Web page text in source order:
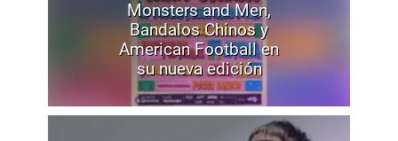
Monsters and Men,
Bandalos Chinos y
American Football en
su nueva edición